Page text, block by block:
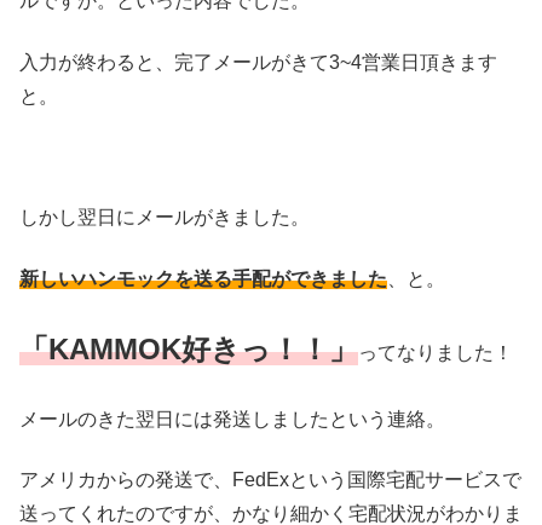
入力が終わると、完了メールがきて3~4営業日頂きます
と。
しかし翌日にメールがきました。
新しいハンモックを送る手配ができました 、と。
「KAMMOK好きっ！！」ってなりました！
メールのきた翌日には発送しましたという連絡。
アメリカからの発送で、FedExという国際宅配サービスで
送ってくれたのですが、かなり細かく宅配状況がわかりま